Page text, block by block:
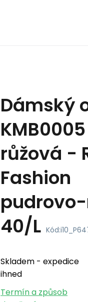
Dámský
růžová -
Fashion
40/L Kód:
Skladem - expedice
ihned
Termín a způsob